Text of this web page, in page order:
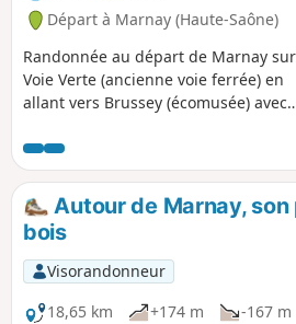
Départ à Marnay (Haute-Saône)
Randonnée au départ de Marnay
Voie Verte (ancienne voie ferrée) en
allant vers Brussey (écomusée) avec
Autour de Marnay, son
bois
Visorandonneur
18,65 km
+174 m
-167 m